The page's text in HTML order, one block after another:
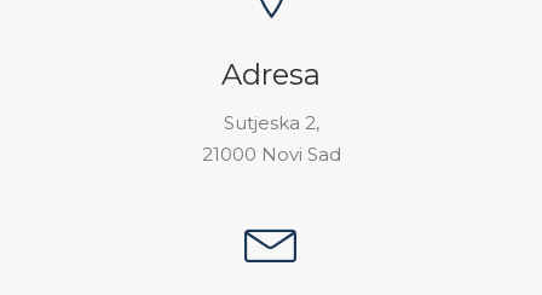
Adresa
Sutjeska 2,
21000 Novi Sad